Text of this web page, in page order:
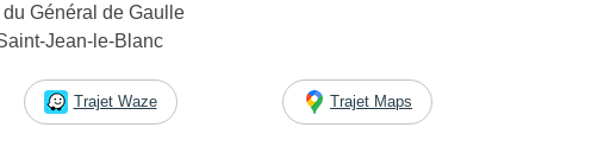
Général de Gaulle
Jean-le-Blanc
Trajet Waze Trajet Maps